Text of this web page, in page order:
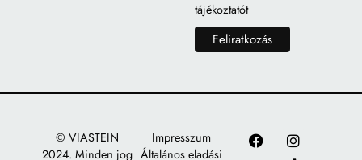
tájékoztatót
© VIASTEIN
2024. Minden jog
Impresszum
Általános eladási